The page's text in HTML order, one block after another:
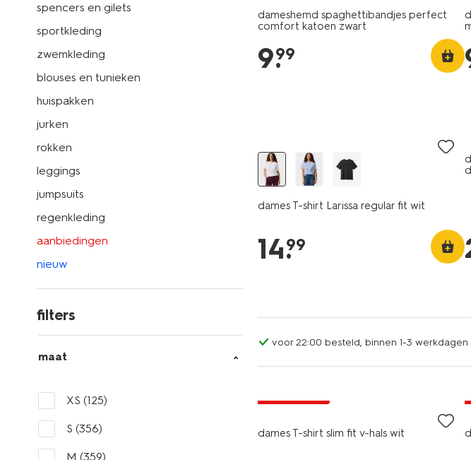
spencers en gilets
sportkleding
zwemkleding
blouses en tunieken
huispakken
jurken
rokken
leggings
jumpsuits
regenkleding
aanbiedingen
nieuw
filters
maat
XS (125)
S (356)
M (359)
dameshemd spaghettibandjes perfect
comfort katoen zwart
9.
99
dames T-shirt Larissa regular fit wit
14.
99
voor 22:00 besteld, binnen 1-3 werkdagen
dames T-shirt slim fit v-hals wit